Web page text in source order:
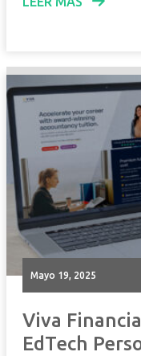
mayo 19, 2025
Viva
EdTech